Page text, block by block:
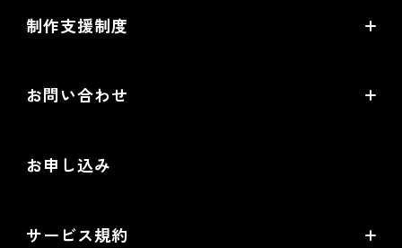
オープンセミナー一覧
制作支援制度
EC制作パートナー一覧
お問い合わせ
導入検討Webミーティング
お申し込み
サービス規約